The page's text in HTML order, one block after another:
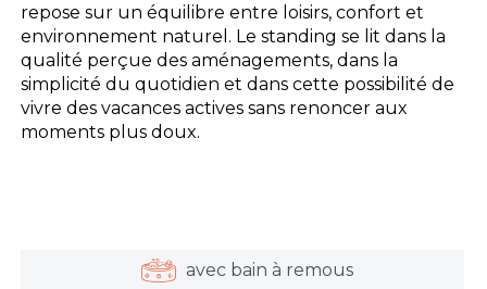
repose sur un équilibre entre loisirs, confort et
environnement naturel. Le standing se lit dans la
qualité perçue des aménagements, dans la
simplicité du quotidien et dans cette possibilité de
vivre des vacances actives sans renoncer aux
moments plus doux.
avec bain à remous